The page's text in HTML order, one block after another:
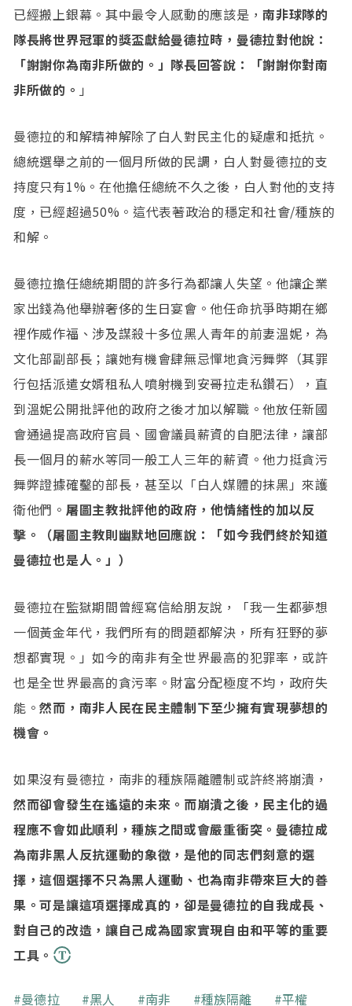
已經搬上銀幕。其中最令人感動的應該是，南非球隊的
隊長將世界冠軍的獎盃獻給曼德拉時，曼德拉對他說：
「謝謝你為南非所做的。」隊長回答說：「謝謝你對南
非所做的。 」
曼德拉的和解精神解除了白人對民主化的疑慮和抵抗。
總統選舉之前的一個月所做的民調，白人對曼德拉的支
持度只有1%。在他擔任總統不久之後，白人對他的支持
度，已經超過50%。這代表著政治的穩定和社會/種族的
和解。
曼德拉擔任總統期間的許多行為都讓人失望。他讓企業
家出錢為他舉辦奢侈的生日宴會。他任命抗爭時期在鄉
裡作威作福、涉及謀殺十多位黑人青年的前妻溫妮，為
文化部副部長；讓她有機會肆無忌憚地貪污舞弊（其罪
行包括派遣女婿租私人噴射機到安哥拉走私鑽石），直
到溫妮公開批評他的政府之後才加以解職。他放任新國
會通過提高政府官員、國會議員薪資的自肥法律，讓部
長一個月的薪水等同一般工人三年的薪資。他力挺貪污
舞弊證據確鑿的部長，甚至以「白人媒體的抹黑」來護
衛他們。 屠圖主教批評他的政府，他情緒性的加以反
擊。（屠圖主教則幽默地回應說：「如今我們終於知道
曼德拉也是人。」）
曼德拉在監獄期間曾經寫信給朋友說，「我一生都夢想
一個黃金年代，我們所有的問題都解決，所有狂野的夢
想都實現。」如今的南非有全世界最高的犯罪率，或許
也是全世界最高的貪污率。財富分配極度不均，政府失
能。然而，南非人民在民主體制下至少擁有實現夢想的
機會。
如果沒有曼德拉，南非的種族隔離體制或許終將崩潰，
然而卻會發生在遙遠的未來。而崩潰之後，民主化的過
程應不會如此順利，種族之間或會嚴重衝突。曼德拉成
為南非黑人反抗運動的象徵，是他的同志們刻意的選
擇，這個選擇不只為黑人運動、也為南非帶來巨大的善
果。可是讓這項選擇成真的，卻是曼德拉的自我成長、
對自己的改造，讓自己成為國家實現自由和平等的重要
工具。
關鍵字
曼德拉 黑人 南非 種族隔離 平權